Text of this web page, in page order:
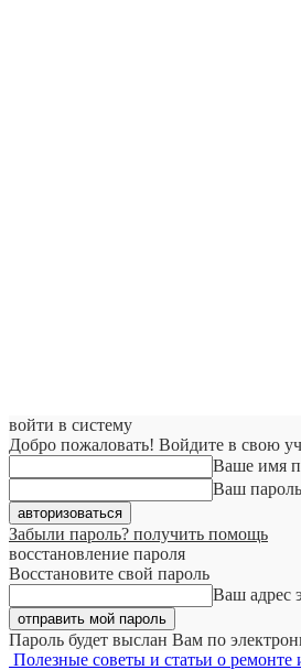
войти в систему
Добро пожаловать! Войдите в свою
Ваше имя
Ваш пароль
Забыли пароль? получить помощь
восстановление пароля
Восстановите свой пароль
Ваш адрес
Пароль будет выслан Вам по
Полезные советы и статьи о ремонте